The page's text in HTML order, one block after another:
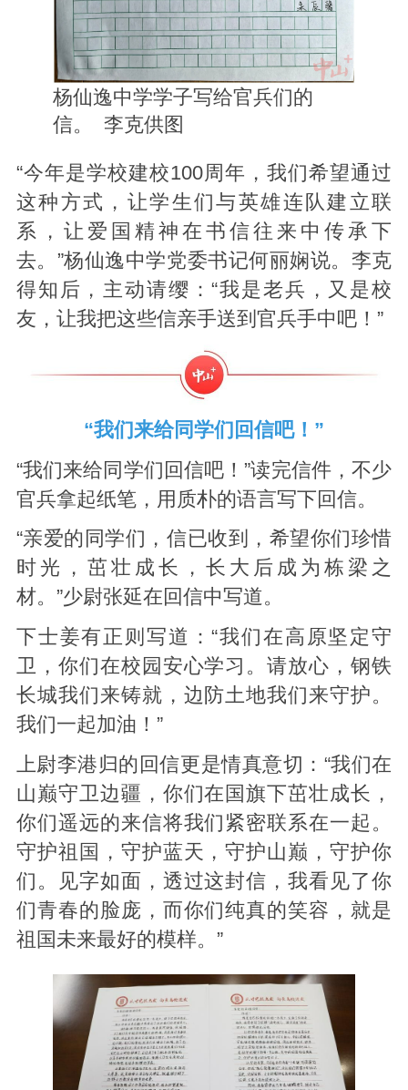
杨仙逸中学学子写给官兵们的
信。 李克供图
“今年是学校建校100周年，我们希望通过
这种方式，让学生们与英雄连队建立联
系，让爱国精神在书信往来中传承下
去。”杨仙逸中学党委书记何丽娴说。李克
得知后，主动请缨：“我是老兵，又是校
友，让我把这些信亲手送到官兵手中吧！”
“我们来给同学们回信吧！”
“我们来给同学们回信吧！”读完信件，不少
官兵拿起纸笔，用质朴的语言写下回信。
“亲爱的同学们，信已收到，希望你们珍惜
时光，茁壮成长，长大后成为栋梁之
材。”少尉张延在回信中写道。
下士姜有正则写道：“我们在高原坚定守
卫，你们在校园安心学习。请放心，钢铁
长城我们来铸就，边防土地我们来守护。
我们一起加油！”
上尉李港归的回信更是情真意切：“我们在
山巅守卫边疆，你们在国旗下茁壮成长，
你们遥远的来信将我们紧密联系在一起。
守护祖国，守护蓝天，守护山巅，守护你
们。见字如面，透过这封信，我看见了你
们青春的脸庞，而你们纯真的笑容，就是
祖国未来最好的模样。”